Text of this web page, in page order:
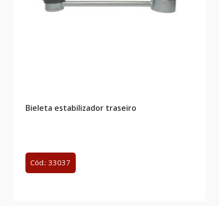
Bieleta estabilizador traseiro
Cód.: 33037